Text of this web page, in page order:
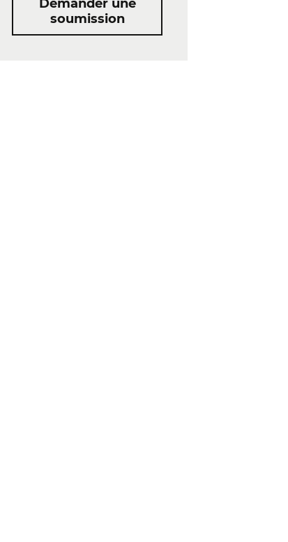
Demander une
soumission